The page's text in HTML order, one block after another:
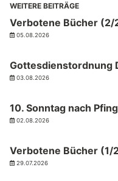
WEITERE BEITRÄGE
Verbotene Bücher (2/
05.08.2026
Gottesdienstordnung
03.08.2026
10. Sonntag nach
02.08.2026
Verbotene Bücher (1/
29.07.2026